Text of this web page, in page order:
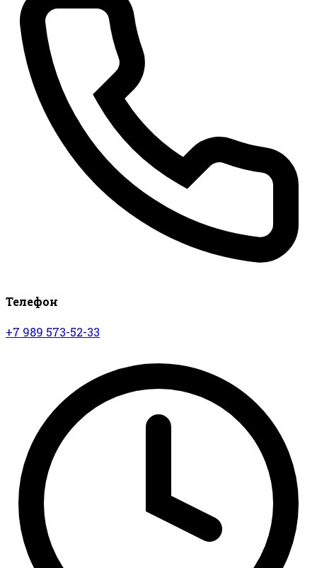
Телефон
+7 989 573-52-33